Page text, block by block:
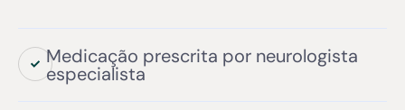
Medicação prescrita por neurologista
especialista